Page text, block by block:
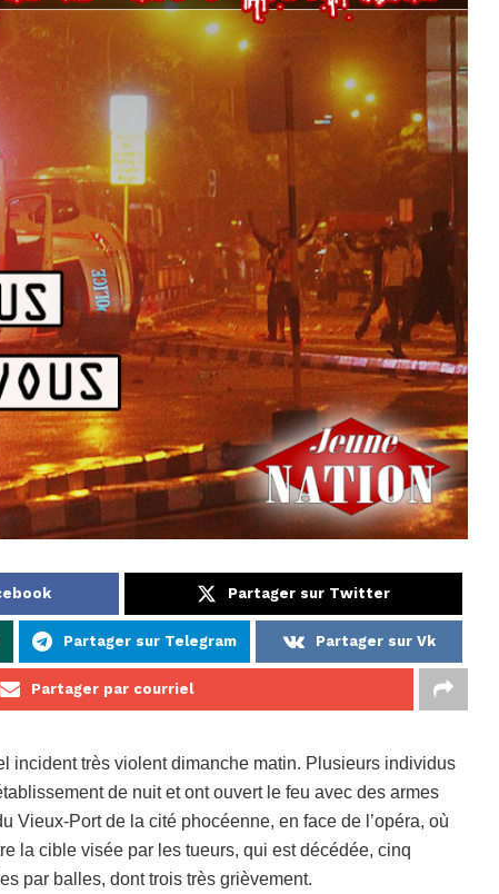
Partager sur Twitter
Partager sur Telegram Partager sur Vk
Partager par courriel
incident très violent dimanche matin. Plusieurs individus
de nuit et ont ouvert le feu avec des armes
Vieux-Port de la cité phocéenne, en face de l’opéra, où
la cible visée par les tueurs, qui est décédée, cinq
par balles, dont trois très grièvement.